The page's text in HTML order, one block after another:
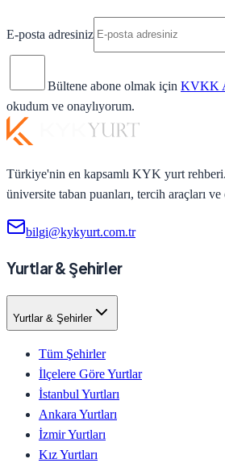
E-posta adresiniz
Bültene abone olmak için KVKK
okudum ve onaylıyorum.
Türkiye'nin en kapsamlı KYK yurt
üniversite taban puanları, tercih araçları
bilgi@kykyurt.com.tr
Yurtlar & Şehirler
Yurtlar & Şehirler
Tüm Şehirler
İlçelere Göre Yurtlar
İstanbul Yurtları
Ankara Yurtları
İzmir Yurtları
Kız Yurtları